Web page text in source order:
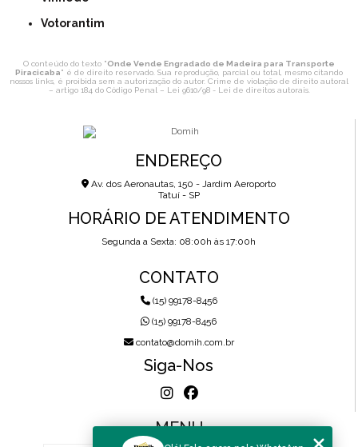
Votorantim
O conteúdo do texto "Onde Vende Engradado de Madeira para Transporte
Piracicaba" é de direito reservado. Sua reprodução, parcial ou total, mesmo citando
nossos links, é proibida sem a autorização do autor. Crime de violação de direito autoral
– artigo 184 do Código Penal – Lei 9610/98 - Lei de direitos autorais.
ENDEREÇO
Av. dos Aeronautas, 150 - Jardim Aeroporto
Tatuí - SP
HORÁRIO DE ATENDIMENTO
Segunda a Sexta: 08:00h às 17:00h
CONTATO
(15) 99178-8456
(15) 99178-8456
contato@domih.com.br
Siga-Nos
MENU